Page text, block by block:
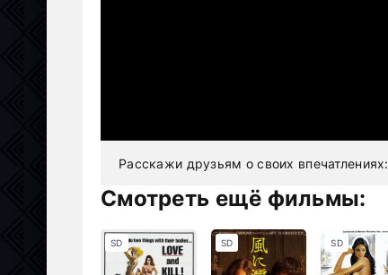
Расскажи друзьям о своих впечатлениях:
Смотреть ещё фильмы:
SD SD SD